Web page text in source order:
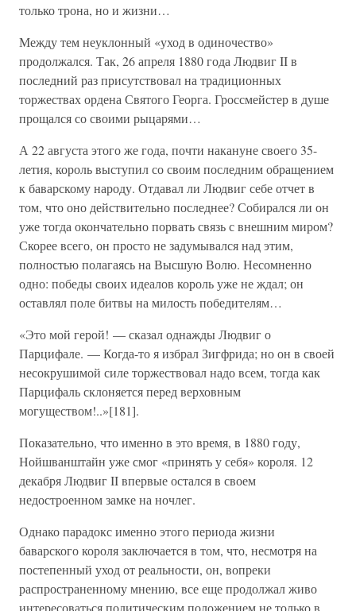
только трона, но и жизни…
Между тем неуклонный «уход в одиночество»
продолжался. Так, 26 апреля 1880 года Людвиг II в
последний раз присутствовал на традиционных
торжествах ордена Святого Георга. Гроссмейстер в душе
прощался со своими рыцарями…
А 22 августа этого же года, почти накануне своего 35-
летия, король выступил со своим последним обращением
к баварскому народу. Отдавал ли Людвиг себе отчет в
том, что оно действительно последнее? Собирался ли он
уже тогда окончательно порвать связь с внешним миром?
Скорее всего, он просто не задумывался над этим,
полностью полагаясь на Высшую Волю. Несомненно
одно: победы своих идеалов король уже не ждал; он
оставлял поле битвы на милость победителям…
«Это мой герой! — сказал однажды Людвиг о
Парцифале. — Когда-то я избрал Зигфрида; но он в своей
несокрушимой силе торжествовал надо всем, тогда как
Парцифаль склоняется перед верховным
могуществом!..»[181].
Показательно, что именно в это время, в 1880 году,
Нойшванштайн уже смог «принять у себя» короля. 12
декабря Людвиг II впервые остался в своем
недостроенном замке на ночлег.
Однако парадокс именно этого периода жизни
баварского короля заключается в том, что, несмотря на
постепенный уход от реальности, он, вопреки
распространенному мнению, все еще продолжал живо
интересоваться политическим положением не только в